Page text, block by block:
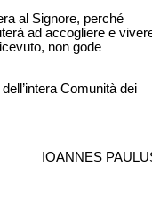
al Signore, perché
ad accogliere e
non gode
Comunità dei
IOANNES